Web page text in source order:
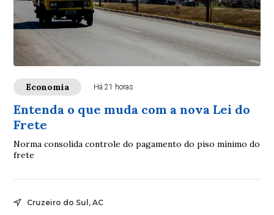
Economia Há 21 horas
Entenda o que muda com a nova Lei do
Frete
Norma consolida controle do pagamento do piso mínimo do
frete
Cruzeiro do Sul, AC